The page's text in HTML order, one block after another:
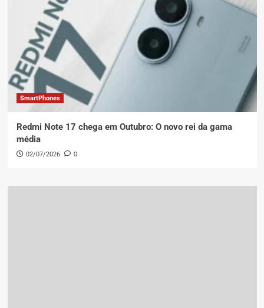
SmartPhones
Redmi Note 17 chega em Outubro: O novo rei da gama
média
02/07/2026 0